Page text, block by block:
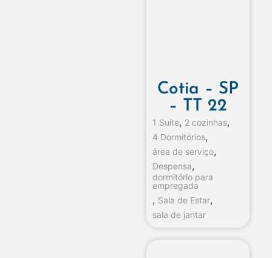
Cotia – SP
– TT 22
1 Suíte, 2 cozinhas,
4 Dormitórios,
área de serviço,
Despensa,
dormitório para
empregada
, Sala de Estar,
sala de jantar